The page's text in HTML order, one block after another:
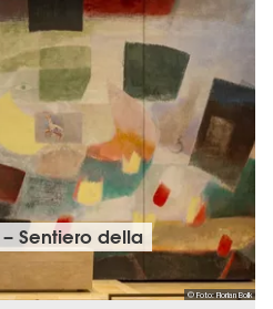
© Foto: Florian Bolk
Sentiero della